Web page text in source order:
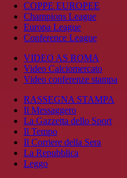
COPPE EUROPEE
Champions League
Europa League
Conference League
VIDEO AS ROMA
Video Calciomercato
Video conferenze stampa
RASSEGNA STAMPA
Il Messaggero
La Gazzetta dello Sport
Il Tempo
Il Corriere della Sera
La Repubblica
Leggo